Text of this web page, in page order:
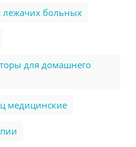
больных
для домашнего
медицинские